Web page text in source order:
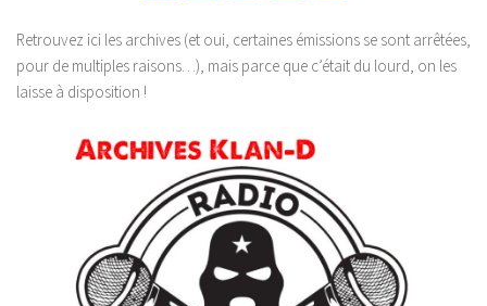
Retrouvez ici les archives (et oui, certaines émissions se sont arrêtées,
pour de multiples raisons…), mais parce que c’était du lourd, on les
laisse à disposition !